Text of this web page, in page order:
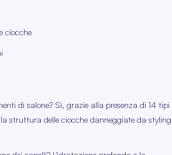
ciocche
di salone? Sì, grazie alla presenza di 14 tipi
struttura delle ciocche danneggiate da styling